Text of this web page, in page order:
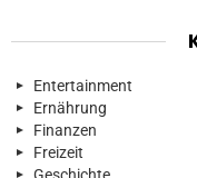
Entertainment
Ernährung
Finanzen
Freizeit